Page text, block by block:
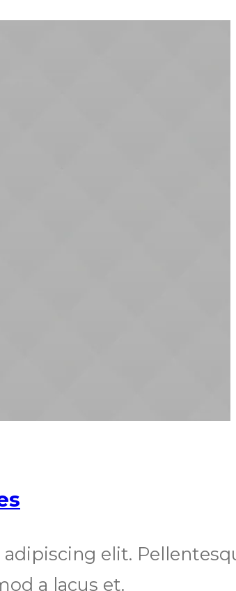
elit.
a lacus et.